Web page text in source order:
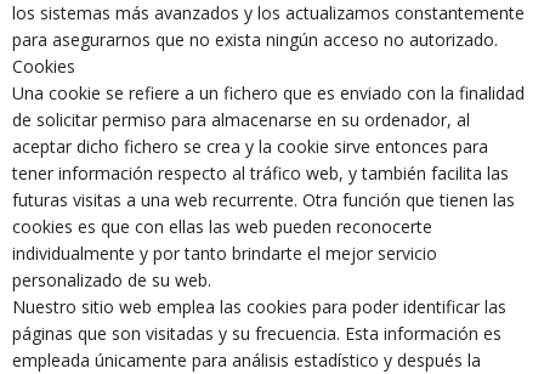
los sistemas más avanzados y los actualizamos constantemente
para asegurarnos que no exista ningún acceso no autorizado.
Cookies
Una cookie se refiere a un fichero que es enviado con la finalidad
de solicitar permiso para almacenarse en su ordenador, al
aceptar dicho fichero se crea y la cookie sirve entonces para
tener información respecto al tráfico web, y también facilita las
futuras visitas a una web recurrente. Otra función que tienen las
cookies es que con ellas las web pueden reconocerte
individualmente y por tanto brindarte el mejor servicio
personalizado de su web.
Nuestro sitio web emplea las cookies para poder identificar las
páginas que son visitadas y su frecuencia. Esta información es
empleada únicamente para análisis estadístico y después la